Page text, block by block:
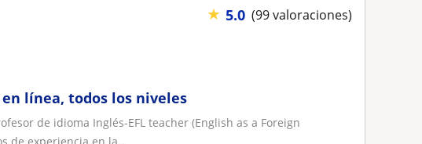
★ 5.0 (99 valoraciones)
línea, todos los niveles
de idioma Inglés-EFL teacher (English as a Foreign